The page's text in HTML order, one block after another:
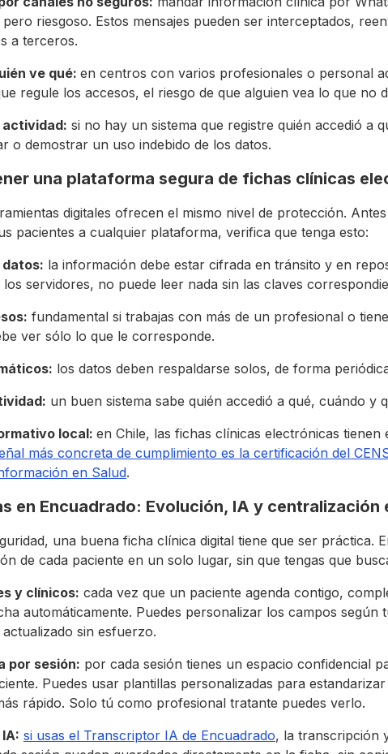
riesgoso. Estos mensajes pueden ser interceptados,
a terceros.
ve qué: en centros con varios profesionales o personal
regule los accesos, el riesgo de que alguien vea lo que no
si no hay un sistema que registre quién accedió a
o demostrar un uso indebido de los datos.
una plataforma segura de fichas clínicas
digitales ofrecen el mismo nivel de protección.
pacientes a cualquier plataforma, verifica que tenga esto:
la información debe estar cifrada en tránsito y en
los servidores, no puede leer nada sin las claves
fundamental si trabajas con más de un profesional o
ver sólo lo que le corresponde.
los datos deben respaldarse solos, de forma
un buen sistema sabe quién accedió a qué, cuándo y
local: en Chile, las fichas clínicas electrónicas tienen
más concreta de cumplimiento es la certificación del
en Salud.
en Encuadrado: Evolución, IA y centralización
una buena ficha clínica digital tiene que ser práctica.
de cada paciente en un solo lugar, sin que tengas que
y clínicos: cada vez que un paciente agenda contigo,
automáticamente. Puedes personalizar los campos según
sin esfuerzo.
por sesión: por cada sesión tienes un espacio confidencial
Puedes usar plantillas personalizadas para
rápido. Solo tú como profesional tratante puedes verlo.
si usas el Transcriptor IA de Encuadrado, la transcripción